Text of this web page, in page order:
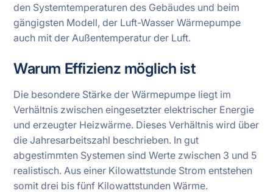
den Systemtemperaturen des Gebäudes und beim
gängigsten Modell, der Luft-Wasser Wärmepumpe
auch mit der Außentemperatur der Luft.
Warum Effizienz möglich ist
Die besondere Stärke der Wärmepumpe liegt im
Verhältnis zwischen eingesetzter elektrischer Energie
und erzeugter Heizwärme. Dieses Verhältnis wird über
die Jahresarbeitszahl beschrieben. In gut
abgestimmten Systemen sind Werte zwischen 3 und 5
realistisch. Aus einer Kilowattstunde Strom entstehen
somit drei bis fünf Kilowattstunden Wärme.